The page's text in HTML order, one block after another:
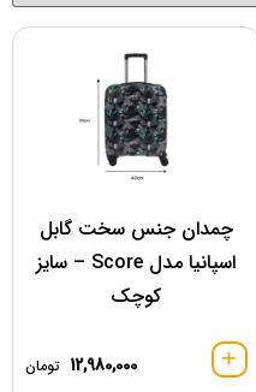
چمدان جنس سخت گابل
اسپانیا مدل Score – سایز
کوچک
12,980,000 تومان